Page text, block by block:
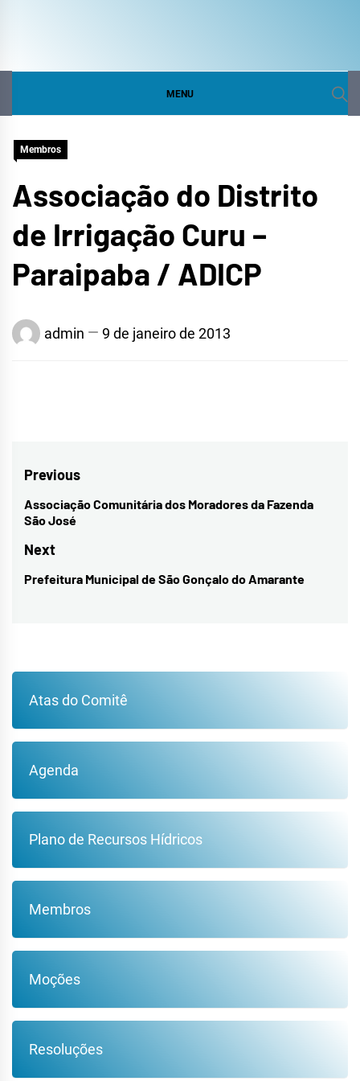
HIDROGRÁFICA DO
MENU
Membros
Associação do Distrito
de Irrigação Curu –
Paraipaba / ADICP
admin 9 de janeiro de 2013
Navegação
de
Previous
Previous
post:
Associação Comunitária dos Moradores da Fazenda
São José
Next
Next
Prefeitura Municipal de São Gonçalo do Amarante
Atas do Comitê
Agenda
Plano de Recursos Hídricos
Membros
Moções
Resoluções